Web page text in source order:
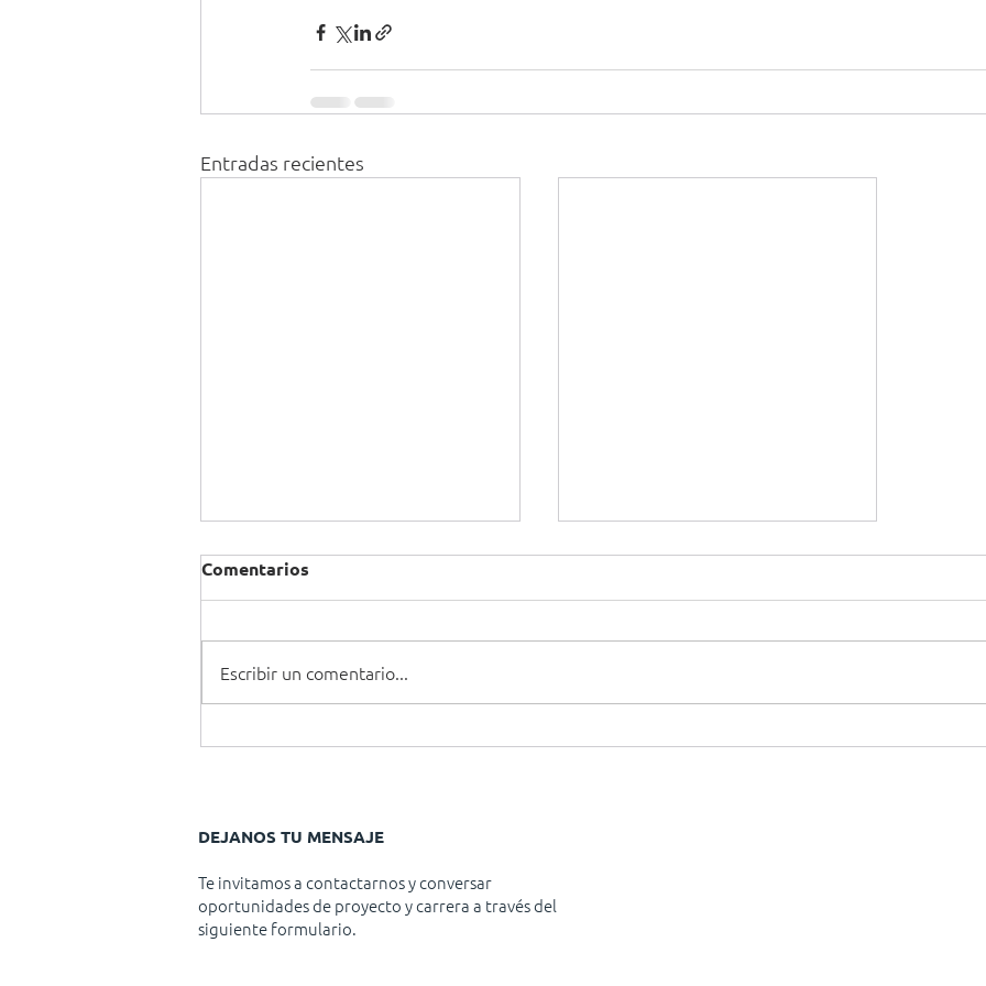
Entradas recientes
Comentarios
Escribir un comentario...
DEJANOS TU MENSAJE
Te invitamos a contactarnos y conversar
oportunidades de proyecto y carrera a través del
siguiente formulario.